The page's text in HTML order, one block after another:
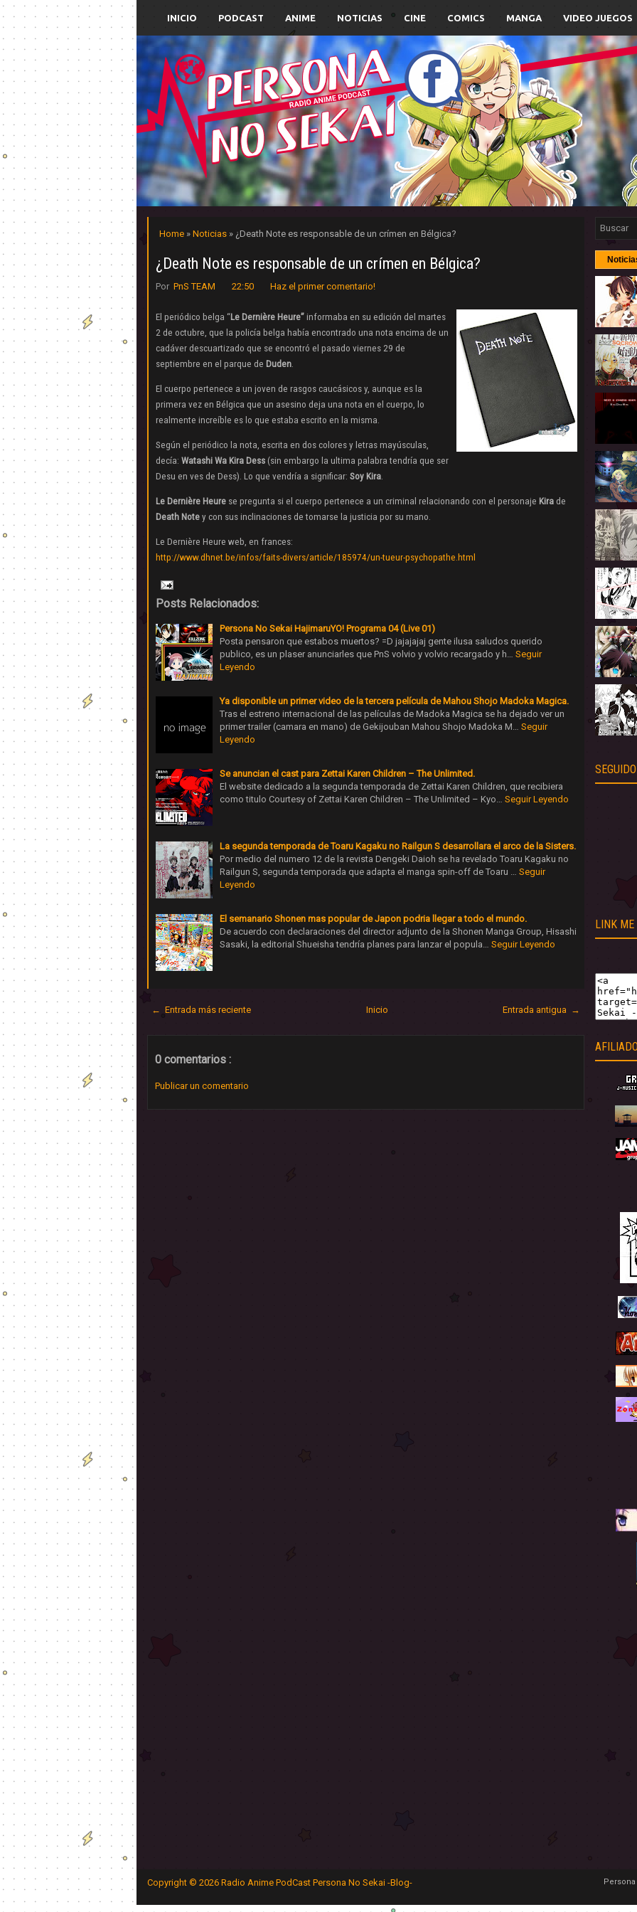
INICIO PODCAST ANIME NOTICIAS CINE COMICS MANGA VIDEO JUEGOS
Home » Noticias » ¿Death Note es responsable de un crímen en Bélgica?
¿Death Note es responsable de un crímen en Bélgica?
Por PnS TEAM 22:50 Haz el primer comentario!
El periódico belga “Le Dernière Heure” informaba en su edición del martes
2 de octubre, que la policía belga había encontrado una nota encima de un
cadáver descuartizado que se encontró el pasado viernes 29 de
septiembre en el parque de Duden.
El cuerpo pertenece a un joven de rasgos caucásicos y, aunque es la
primera vez en Bélgica que un asesino deja una nota en el cuerpo, lo
realmente increíble es lo que estaba escrito en la misma.
Según el periódico la nota, escrita en dos colores y letras mayúsculas,
decía: Watashi Wa Kira Dess (sin embargo la ultima palabra tendría que ser
Desu en ves de Dess). Lo que vendría a significar: Soy Kira.
Le Dernière Heure se pregunta si el cuerpo pertenece a un criminal relacionando con el personaje Kira de
Death Note y con sus inclinaciones de tomarse la justicia por su mano.
Le Dernière Heure web, en frances:
http://www.dhnet.be/infos/faits-divers/article/185974/un-tueur-psychopathe.html
Posts Relacionados:
Persona No Sekai HajimaruYO! Programa 04 (Live 01)
Posta pensaron que estabos muertos? =D jajajajaj gente ilusa saludos querido
publico, es un plaser anunciarles que PnS volvio y volvio recargado y h… Seguir
Leyendo
Ya disponible un primer video de la tercera película de Mahou Shojo Madoka Magica.
Tras el estreno internacional de las películas de Madoka Magica se ha dejado ver un
primer trailer (camara en mano) de Gekijouban Mahou Shojo Madoka M… Seguir
Leyendo
Se anuncian el cast para Zettai Karen Children – The Unlimited.
El website dedicado a la segunda temporada de Zettai Karen Children, que recibiera
como titulo Courtesy of Zettai Karen Children – The Unlimited – Kyo… Seguir Leyendo
La segunda temporada de Toaru Kagaku no Railgun S desarrollara el arco de la Sisters.
Por medio del numero 12 de la revista Dengeki Daioh se ha revelado Toaru Kagaku no
Railgun S, segunda temporada que adapta el manga spin-off de Toaru … Seguir
Leyendo
El semanario Shonen mas popular de Japon podria llegar a todo el mundo.
De acuerdo con declaraciones del director adjunto de la Shonen Manga Group, Hisashi
Sasaki, la editorial Shueisha tendría planes para lanzar el popula… Seguir Leyendo
← Entrada más reciente Entrada antigua →
Inicio
0 comentarios :
Publicar un comentario
LINK ME
Copyright © 2026 Radio Anime PodCast Persona No Sekai -Blog-